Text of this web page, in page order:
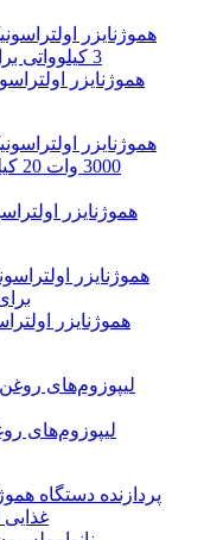
هموژنایزر
هموژنایزر
لیپوزوم‌های